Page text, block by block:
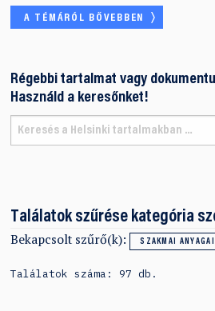
A TÉMÁRÓL BŐVEBBEN
Régebbi tartalmat vagy
Használd a keresőnket!
Találatok szűrése kategória
Bekapcsolt szűrő(k): SZAKMAI
Találatok száma: 97 db.